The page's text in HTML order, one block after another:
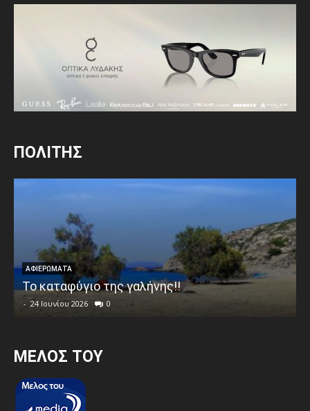
ΠΟΛΙΤΗΣ
ΑΦΙΕΡΩΜΑΤΑ
Το καταφύγιο της γαλήνης!!
- 24 Ιουνίου 2026 0
MEΛΟΣ ΤΟΥ